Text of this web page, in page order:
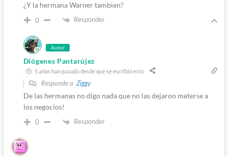
¿Y la hermana Warner tambien?
0 Responder
Autor
Diógenes Pantarújez
5 años han pasado desde que se escribió esto
Responde a Ziggy
De las hermanas no digo nada que no las dejaron meterse a
los negocios!
0 Responder